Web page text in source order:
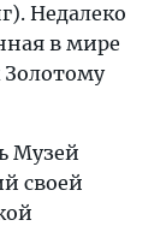
Недалеко
в мире
Золотому
Музей
своей